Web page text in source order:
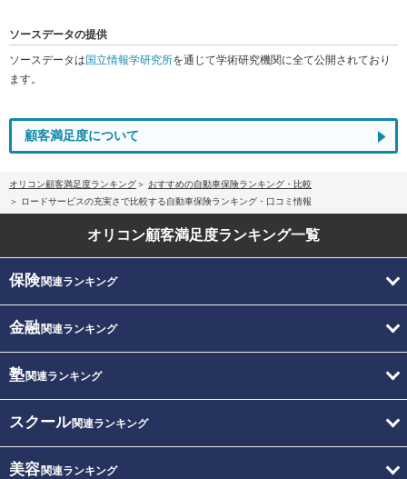
ソースデータの提供
ソースデータは国立情報学研究所を通じて学術研究機関に全て公開されており
ます。
顧客満足度について
オリコン顧客満足度ランキング
おすすめの自動車保険ランキング・比較
ロードサービスの充実さで比較する自動車保険ランキング・口コミ情報
オリコン顧客満足度ランキング一覧
保険関連ランキング
金融関連ランキング
塾関連ランキング
スクール関連ランキング
美容関連ランキング